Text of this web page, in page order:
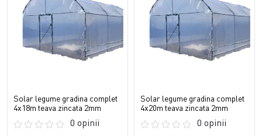
Solar legume gradina complet
4x18m teava zincata 2mm
0 opinii
Solar legume gradina complet
4x20m teava zincata 2mm
0 opinii